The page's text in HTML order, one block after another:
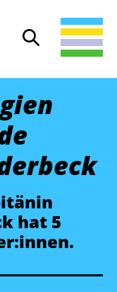
Suche öffnen
Suche
hat 5